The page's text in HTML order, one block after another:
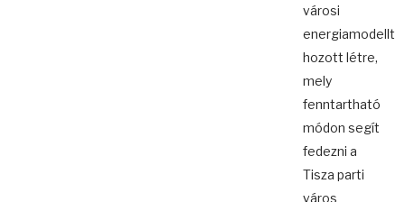
városi
energiamodellt
hozott létre,
mely
fenntartható
módon segít
fedezni a
Tisza parti
város